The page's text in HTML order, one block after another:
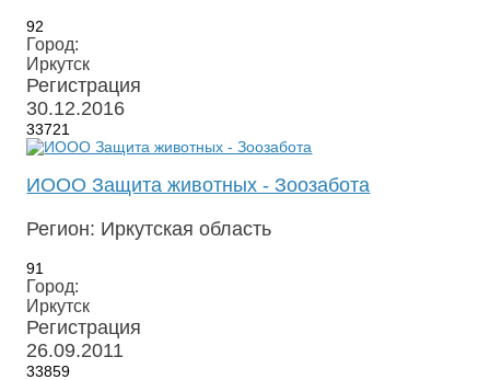
92
Город:
Иркутск
Регистрация
30.12.2016
33721
ИООО Защита животных - Зоозабота
Регион: Иркутская область
91
Город:
Иркутск
Регистрация
26.09.2011
33859